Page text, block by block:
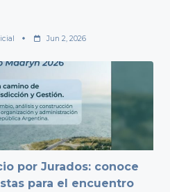
Jun 2, 2026
por Jurados: conoce
para el encuentro